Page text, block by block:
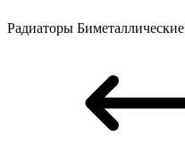
Радиаторы Биметаллические